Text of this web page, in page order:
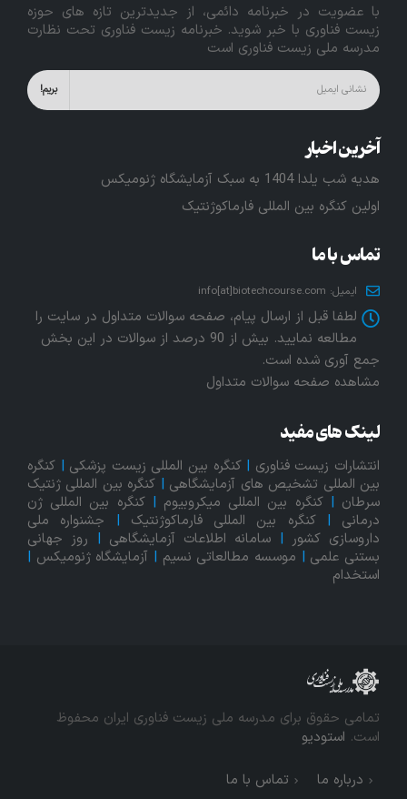
با عضویت در خبرنامه دائمی، از جدیدترین تازه های حوزه
زیست فناوری با خبر شوید. خبرنامه زیست فناوری تحت نظارت
مدرسه ملی زیست فناوری است
آخرین اخبار
هدیه شب یلدا 1404 به سبک آزمایشگاه ژنومیکس
اولین کنگره بین المللی فارماکوژنتیک
تماس با ما
ایمیل: info[at]biotechcourse.com
لطفا قبل از ارسال پیام، صفحه سوالات متداول در سایت را
مطالعه نمایید. بیش از 90 درصد از سوالات در این بخش
جمع آوری شده است.
مشاهده صفحه سوالات متداول
لینک های مفید
انتشارات زیست فناوری |کنگره بین المللی زیست پزشکی | کنگره
بین المللی تشخیص های آزمایشگاهی | کنگره بین المللی ژنتیک
سرطان |کنگره بین المللی میکروبیوم |کنگره بین المللی ژن
درمانی |کنگره بین المللی فارماکوژنتیک | جشنواره ملی
داروسازی کشور | سامانه اطلاعات آزمایشگاهی | روز جهانی
بستنی علمی | موسسه مطالعاتی نسیم | آزمایشگاه ژنومیکس |
استخدام
تمامی حقوق برای مدرسه ملی زیست فناوری ایران محفوظ
است. استودیو
درباره ما تماس با ما